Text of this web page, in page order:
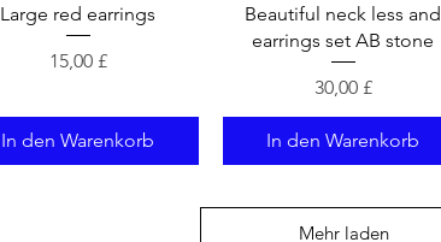
Schnellansicht
Large red earrings
Preis
15,00 £
In den Warenkorb
Schnellansicht
Beautiful neck less and
earrings set AB stone
Preis
30,00 £
In den Warenkorb
Mehr laden